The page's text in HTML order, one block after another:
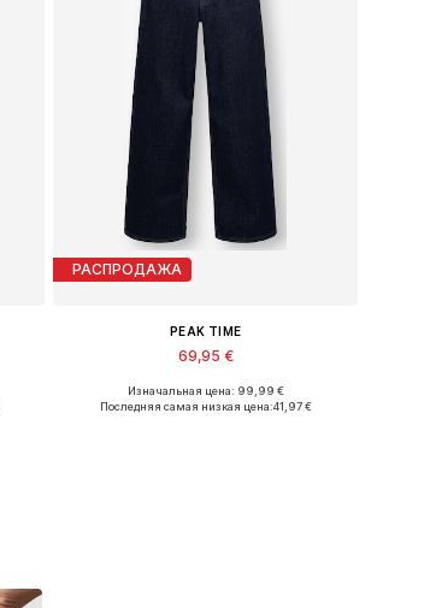
РАСПРОДАЖА
PEAK TIME
69,95 €
Доступно множество размеров
Изначальная цена: 99,99 €
Последняя самая низкая цена:41,97 €